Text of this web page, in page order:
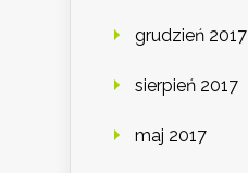
grudzień 2017
sierpień 2017
maj 2017